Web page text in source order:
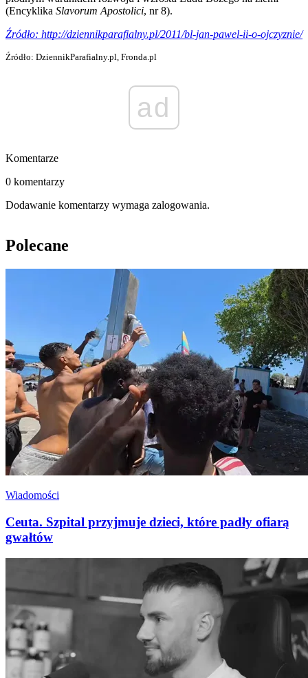
(Encyklika Slavorum Apostolici, nr 8).
Źródło: http://dziennikparafialny.pl/2011/bl-jan-pawel-ii-o-ojczyznie/
Źródło: DziennikParafialny.pl, Fronda.pl
ad
Komentarze
0 komentarzy
Dodawanie komentarzy wymaga zalogowania.
Polecane
Wiadomości
Ceuta. Szpital przyjmuje dzieci, które padły ofiarą
gwałtów